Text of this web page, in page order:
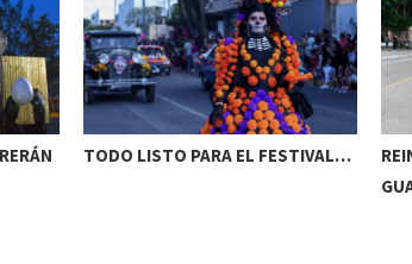
TODO LISTO PARA EL FESTIVAL…